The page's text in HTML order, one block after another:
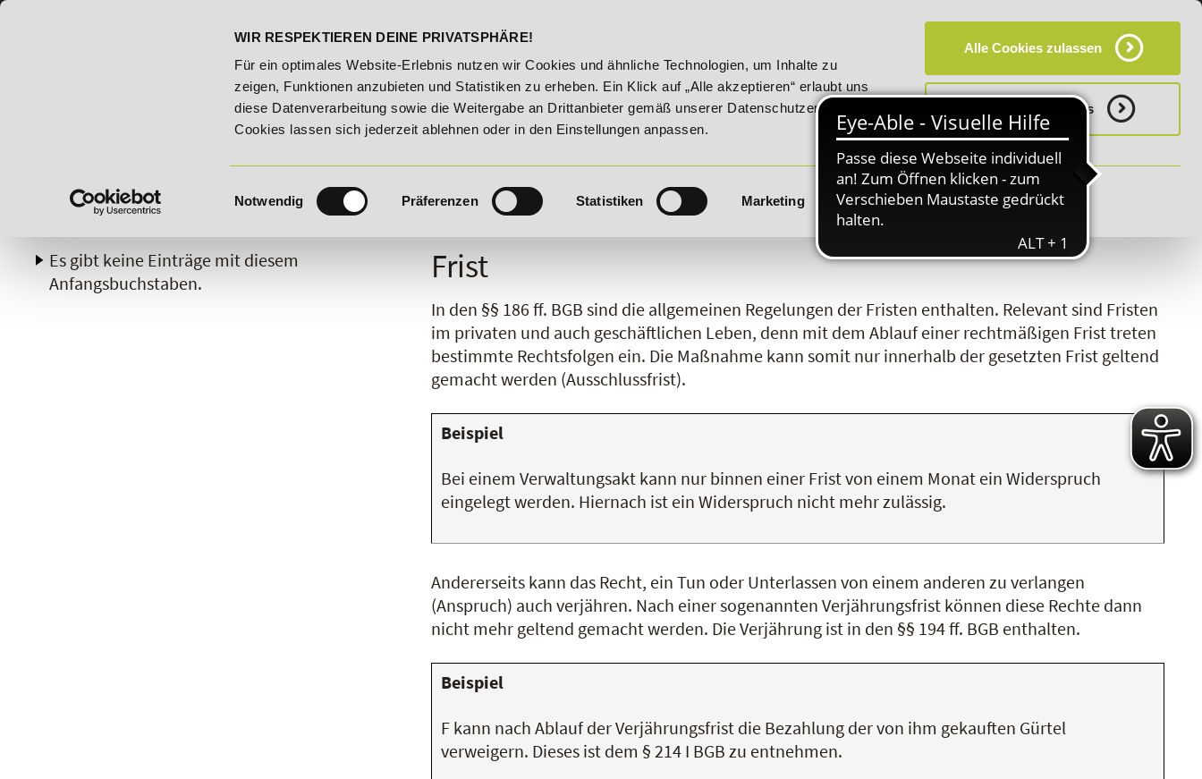
WIR RESPEKTIEREN DEINE PRIVATSPHÄRE!
Für ein optimales Website-Erlebnis nutzen wir Cookies und ähnliche Technologien, um Inhalte zu
zeigen, Funktionen anzubieten und Statistiken zu erheben. Ein Klick auf „Alle akzeptieren“ erlaubt uns
diese Datenverarbeitung sowie die Weitergabe an Drittanbieter gemäß unserer Datenschutzerklärung.
Cookies lassen sich jederzeit ablehnen oder in den Einstellungen anpassen.
Einwilligungsauswahl
Notwendig Präferenzen Statistiken Marketing Details zeigen
Alle Cookies zulassen
Notwenige Cookies
HÄUFIG GESTELLTE FRAGEN (FAQ) CAMPUS
20% Rabatt bis 03.09.2026 - Bildungsroute! 20% Rabatt bis 03.09.2026 - Bildungsroute! 20% Rabatt bis 03.09.2026 - Bildungsroute! 20% Rabatt
B C G H K L O P S T
Frist
In den §§ 186 ff. BGB sind die allgemeinen Regelungen der Fristen enthalten. Relevant sind Fristen
im privaten und auch geschäftlichen Leben, denn mit dem Ablauf einer rechtmäßigen Frist treten
bestimmte Rechtsfolgen ein. Die Maßnahme kann somit nur innerhalb der gesetzten Frist geltend
gemacht werden (Ausschlussfrist).
Beispiel
Bei einem Verwaltungsakt kann nur binnen einer Frist von einem Monat ein Widerspruch
eingelegt werden. Hiernach ist ein Widerspruch nicht mehr zulässig.
Andererseits kann das Recht, ein Tun oder Unterlassen von einem anderen zu verlangen
(Anspruch) auch verjähren. Nach einer sogenannten Verjährungsfrist können diese Rechte dann
nicht mehr geltend gemacht werden. Die Verjährung ist in den §§ 194 ff. BGB enthalten.
Beispiel
F kann nach Ablauf der Verjährungsfrist die Bezahlung der von ihm gekauften Gürtel
verweigern. Dieses ist dem § 214 I BGB zu entnehmen.
Es gibt keine Einträge mit diesem
Anfangsbuchstaben.